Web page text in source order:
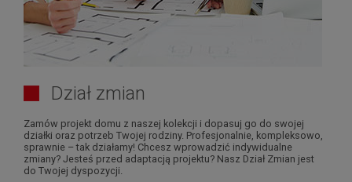
Dział zmian
Zamów projekt domu z naszej kolekcji i dopasuj go do swojej
działki oraz potrzeb Twojej rodziny. Profesjonalnie, kompleksowo,
sprawnie – tak działamy! Chcesz wprowadzić indywidualne
zmiany? Jesteś przed adaptacją projektu? Nasz Dział Zmian jest
do Twojej dyspozycji.